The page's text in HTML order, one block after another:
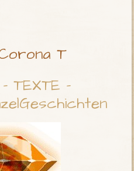
T
TEXTE -